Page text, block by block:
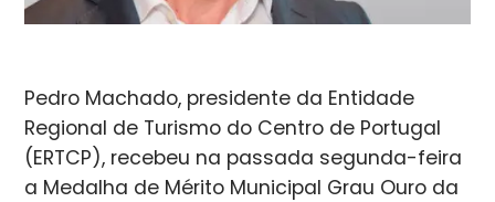
Pedro Machado, presidente da Entidade
Regional de Turismo do Centro de Portugal
(ERTCP), recebeu na passada segunda-feira
a Medalha de Mérito Municipal Grau Ouro da